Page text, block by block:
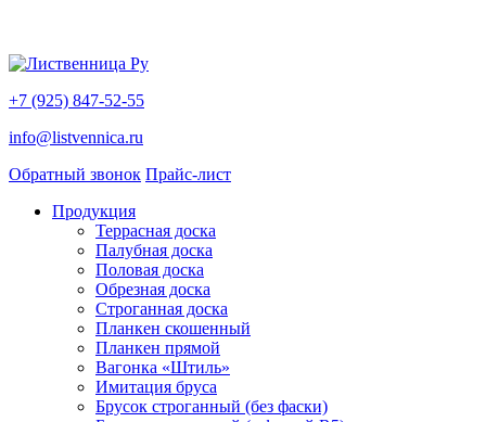
+7 (925) 847-52-55
info@listvennica.ru
Обратный звонок Прайс-лист
Продукция
Террасная доска
Палубная доска
Половая доска
Обрезная доска
Строганная доска
Планкен скошенный
Планкен прямой
Вагонка «Штиль»
Имитация бруса
Брусок строганный (без фаски)